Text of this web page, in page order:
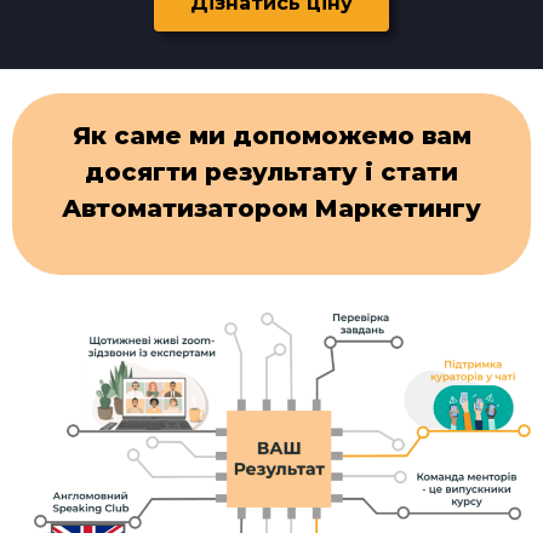
Як саме ми допоможемо вам
досягти результату і стати
Автоматизатором Маркетингу